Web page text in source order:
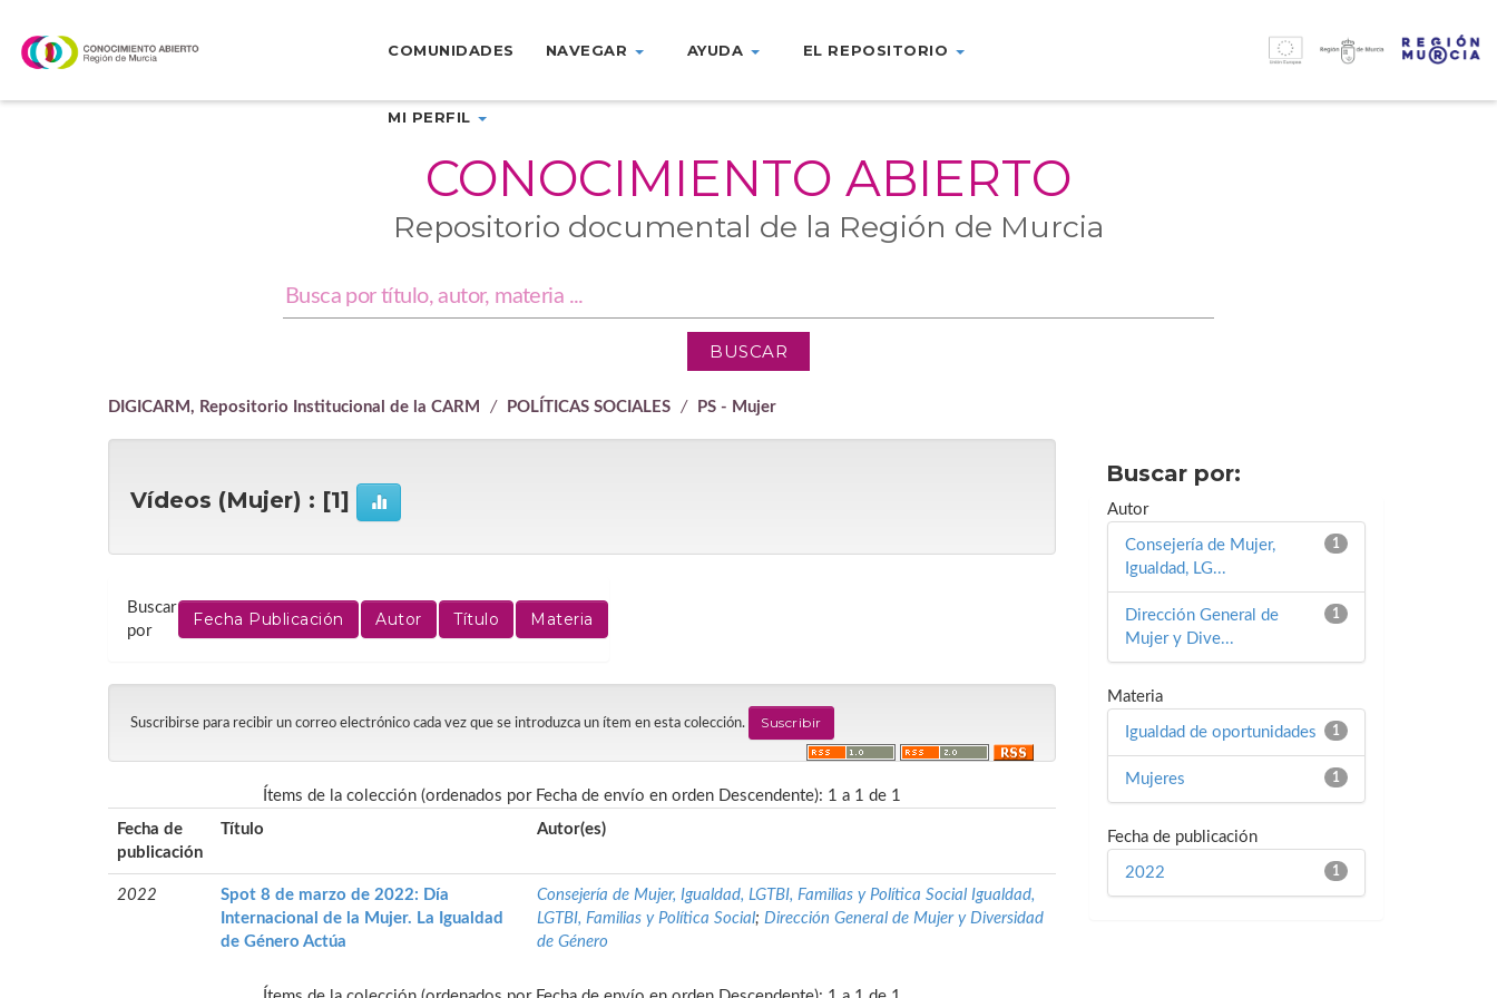
navigation
COMUNIDADES NAVEGAR AYUDA EL REPOSITORIO
MI PERFIL
CONOCIMIENTO ABIERTO
Repositorio documental de la Región de Murcia
DIGICARM, Repositorio Institucional de la CARM POLÍTICAS SOCIALES PS - Mujer
Vídeos (Mujer) : [1]
Buscar
por
Suscribirse para recibir un correo electrónico cada vez que se introduzca un ítem en esta colección.
Ítems de la colección (ordenados por Fecha de envío en orden Descendente): 1 a 1 de 1
Fecha de
publicación
Título Autor(es)
2022
Spot 8 de marzo de 2022: Día
Internacional de la Mujer. La Igualdad
de Género Actúa
Consejería de Mujer, Igualdad, LGTBI, Familias y Política Social Igualdad,
LGTBI, Familias y Política Social;Dirección General de Mujer y Diversidad
de Género
Buscar por:
Autor
1
Consejería de Mujer,
Igualdad, LG...
1
Dirección General de
Mujer y Dive...
Materia
1
Igualdad de oportunidades
1
Mujeres
Fecha de publicación
1
2022